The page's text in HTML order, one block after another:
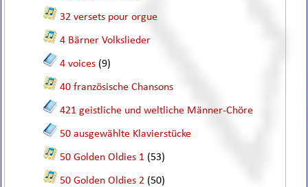
32 versets pour orgue
4 Bärner Volkslieder
4 voices (9)
40 französische Chansons
421 geistliche und weltliche Männer-Chöre
50 ausgewählte Klavierstücke
50 Golden Oldies 1 (53)
50 Golden Oldies 2 (50)